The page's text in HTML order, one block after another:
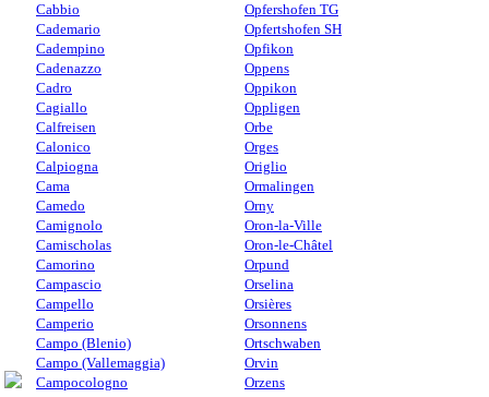
Cabbio
Cademario
Cadempino
Cadenazzo
Cadro
Cagiallo
Calfreisen
Calonico
Calpiogna
Cama
Camedo
Camignolo
Camischolas
Camorino
Campascio
Campello
Camperio
Campo (Blenio)
Campo (Vallemaggia)
Campocologno
Opfershofen TG
Opfertshofen SH
Opfikon
Oppens
Oppikon
Oppligen
Orbe
Orges
Origlio
Ormalingen
Orny
Oron-la-Ville
Oron-le-Châtel
Orpund
Orselina
Orsières
Orsonnens
Ortschwaben
Orvin
Orzens